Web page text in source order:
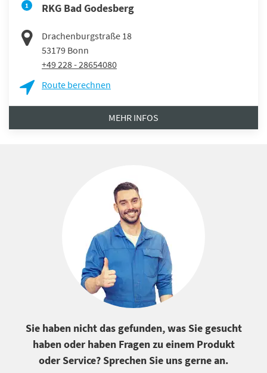
1 RKG Bad Godesberg
Drachenburgstraße 18
53179 Bonn
+49 228 - 28654080
Route berechnen
MEHR INFOS
Sie haben nicht das gefunden, was Sie gesucht
haben oder haben Fragen zu einem Produkt
oder Service? Sprechen Sie uns gerne an.